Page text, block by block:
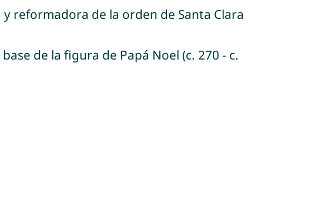
reformadora de la orden de Santa Clara
de la figura de Papá Noel (c. 270 - c.